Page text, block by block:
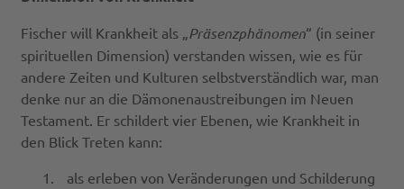
Fischer will Krankheit als „Präsenzphänomen“ (in seiner
spirituellen Dimension) verstanden wissen, wie es für
andere Zeiten und Kulturen selbstverständlich war, man
denke nur an die Dämonenaustreibungen im Neuen
Testament. Er schildert vier Ebenen, wie Krankheit in
den Blick Treten kann:
1.
als erleben von Veränderungen und Schilderung